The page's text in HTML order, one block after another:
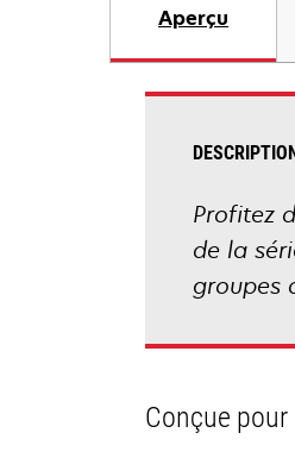
Aperçu
Profitez
de la
groupes
Conçue pour